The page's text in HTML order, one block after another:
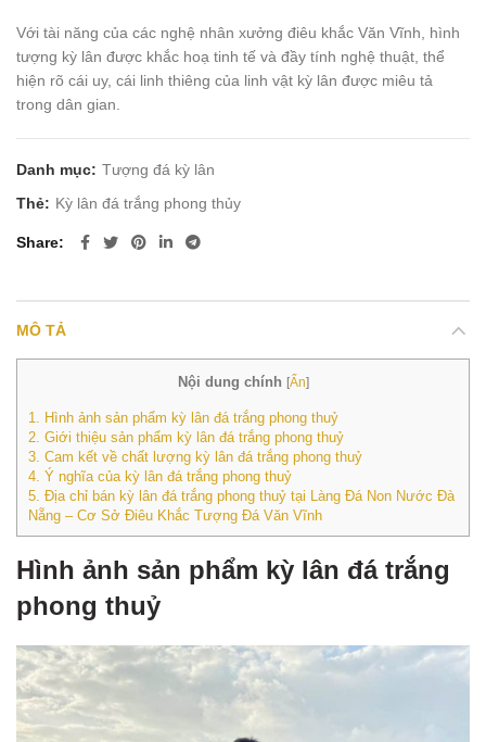
Với tài năng của các nghệ nhân xưởng điêu khắc Văn Vĩnh, hình
tượng kỳ lân được khắc hoạ tinh tế và đầy tính nghệ thuật, thể
hiện rõ cái uy, cái linh thiêng của linh vật kỳ lân được miêu tả
trong dân gian.
Danh mục: Tượng đá kỳ lân
Thẻ: Kỳ lân đá trắng phong thủy
Share
MÔ TẢ
Nội dung chính [Ẩn]
1.
Hình ảnh sản phẩm kỳ lân đá trắng phong thuỷ
2. Giới thiệu sản phẩm kỳ lân đá trắng phong thuỷ
3. Cam kết về chất lượng kỳ lân đá trắng phong thuỷ
4. Ý nghĩa của kỳ lân đá trắng phong thuỷ
5. Địa chỉ bán kỳ lân đá trắng phong thuỷ tại Làng Đá Non Nước Đà
Nẵng – Cơ Sở Điêu Khắc Tượng Đá Văn Vĩnh
Hình ảnh sản phẩm kỳ lân đá trắng
phong thuỷ